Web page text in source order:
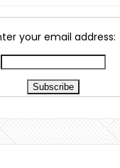
your email address: